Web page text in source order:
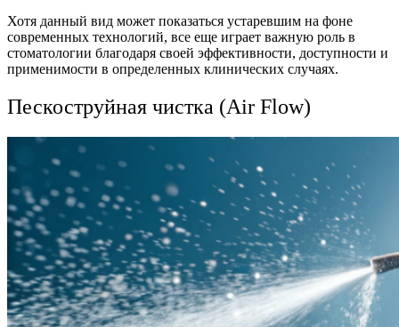
Хотя данный вид может показаться устаревшим на фоне
современных технологий, все еще играет важную роль в
стоматологии благодаря своей эффективности, доступности и
применимости в определенных клинических случаях.
Пескоструйная чистка (Air Flow)